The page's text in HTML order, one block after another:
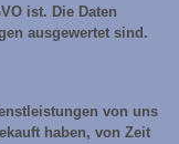
ist. Die Daten
ausgewertet sind.
von uns
haben, von Zeit